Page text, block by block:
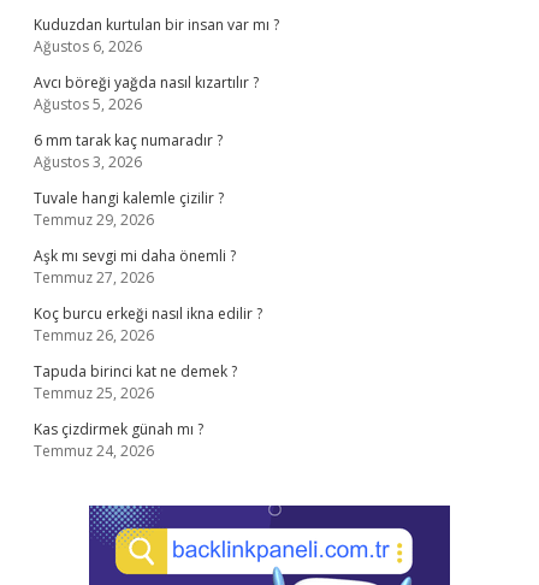
Kuduzdan kurtulan bir insan var mı ?
Ağustos 6, 2026
Avcı böreği yağda nasıl kızartılır ?
Ağustos 5, 2026
6 mm tarak kaç numaradır ?
Ağustos 3, 2026
Tuvale hangi kalemle çizilir ?
Temmuz 29, 2026
Aşk mı sevgi mi daha önemli ?
Temmuz 27, 2026
Koç burcu erkeği nasıl ikna edilir ?
Temmuz 26, 2026
Tapuda birinci kat ne demek ?
Temmuz 25, 2026
Kas çizdirmek günah mı ?
Temmuz 24, 2026